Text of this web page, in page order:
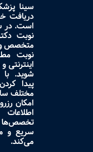
سینا
دریافت
است. در
نوبت
متخصص و
نوبت
اینترنتی
شوید.
پیدا
مختلف
امکان
تخصص‌ها
سریع و
می‌کند.